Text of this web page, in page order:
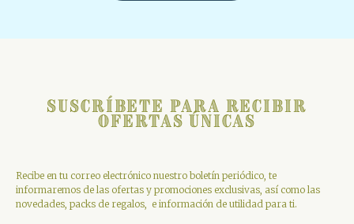
Suscríbete para recibir
ofertas únicas
Recibe en tu correo electrónico nuestro boletín periódico, te
informaremos de las ofertas y promociones exclusivas, así como las
novedades, packs de regalos, e información de utilidad para ti.